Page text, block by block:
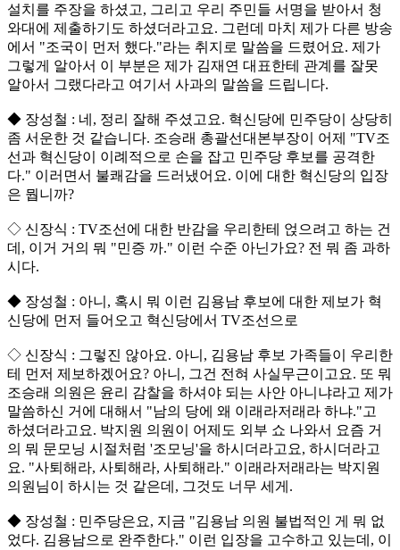
설치를 주장을 하셨고, 그리고 우리 주민들 서명을 받아서 청
와대에 제출하기도 하셨더라고요. 그런데 마치 제가 다른 방송
에서 "조국이 먼저 했다."라는 취지로 말씀을 드렸어요. 제가
그렇게 알아서 이 부분은 제가 김재연 대표한테 관계를 잘못
알아서 그랬다라고 여기서 사과의 말씀을 드립니다.
◆ 장성철 : 네, 정리 잘해 주셨고요. 혁신당에 민주당이 상당히
좀 서운한 것 같습니다. 조승래 총괄선대본부장이 어제 "TV조
선과 혁신당이 이례적으로 손을 잡고 민주당 후보를 공격한
다." 이러면서 불쾌감을 드러냈어요. 이에 대한 혁신당의 입장
은 뭡니까?
◇ 신장식 : TV조선에 대한 반감을 우리한테 얹으려고 하는 건
데, 이거 거의 뭐 "민증 까." 이런 수준 아닌가요? 전 뭐 좀 과하
시다.
◆ 장성철 : 아니, 혹시 뭐 이런 김용남 후보에 대한 제보가 혁
신당에 먼저 들어오고 혁신당에서 TV조선으로
◇ 신장식 : 그렇진 않아요. 아니, 김용남 후보 가족들이 우리한
테 먼저 제보하겠어요? 아니, 그건 전혀 사실무근이고요. 또 뭐
조승래 의원은 윤리 감찰을 하셔야 되는 사안 아니냐라고 제가
말씀하신 거에 대해서 "남의 당에 왜 이래라저래라 하냐."고
하셨더라고요. 박지원 의원이 어제도 외부 쇼 나와서 요즘 거
의 뭐 문모닝 시절처럼 '조모닝'을 하시더라고요, 하시더라고
요. "사퇴해라, 사퇴해라, 사퇴해라." 이래라저래라는 박지원
의원님이 하시는 것 같은데, 그것도 너무 세게.
◆ 장성철 : 민주당은요, 지금 "김용남 의원 불법적인 게 뭐 없
었다. 김용남으로 완주한다." 이런 입장을 고수하고 있는데, 이